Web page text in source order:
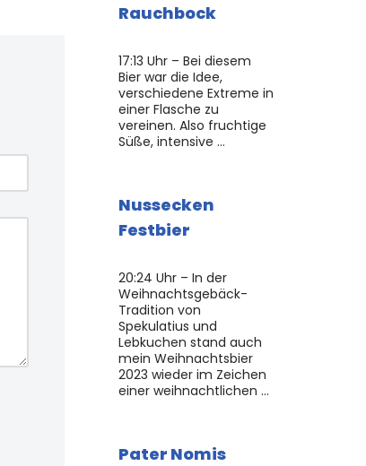
Rauchbock
17:13 Uhr – Bei diesem
Bier war die Idee,
verschiedene Extreme in
einer Flasche zu
vereinen. Also fruchtige
Süße, intensive …
Nussecken
Festbier
20:24 Uhr – In der
Weihnachtsgebäck-
Tradition von
Spekulatius und
Lebkuchen stand auch
mein Weihnachtsbier
2023 wieder im Zeichen
einer weihnachtlichen …
Pater Nomis